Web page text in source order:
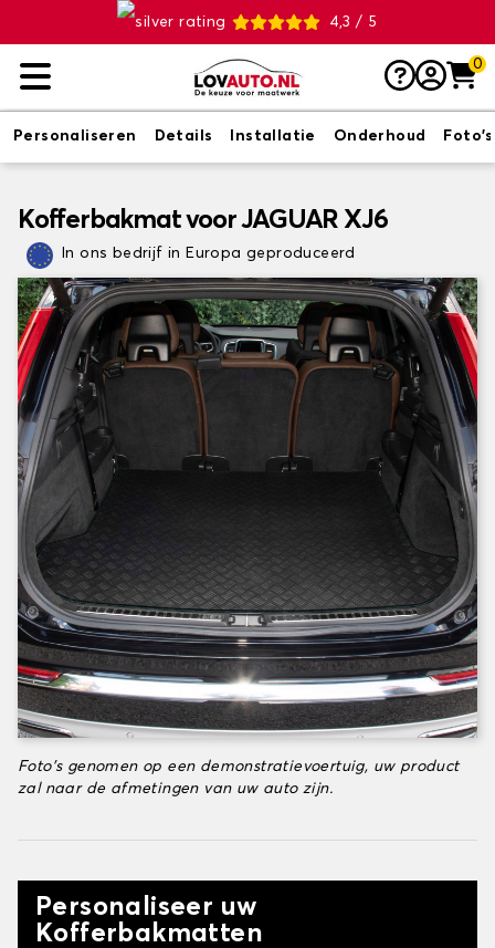
4,3 / 5
0
Personaliseren Details Installatie Onderhoud Foto's
Kofferbakmat voor JAGUAR XJ6
In ons bedrijf in Europa geproduceerd
Foto's genomen op een demonstratievoertuig, uw product
zal naar de afmetingen van uw auto zijn.
Personaliseer uw
Kofferbakmatten